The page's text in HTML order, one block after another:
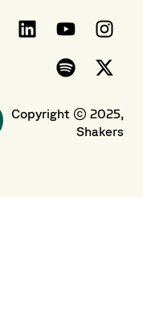
Copyright © 2025,
Shakers